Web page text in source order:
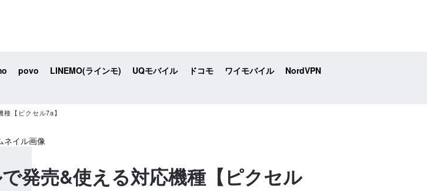
povo LINEMO(ラインモ) UQモバイル ドコモ ワイモバイル
NordVPN
【ピクセル7a】
発売&使える対応機種【ピクセル